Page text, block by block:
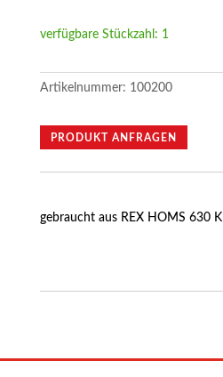
verfügbare Stückzahl: 1
Artikelnummer: 100200
PRODUKT ANFRAGEN
gebraucht aus REX HOMS 630 K